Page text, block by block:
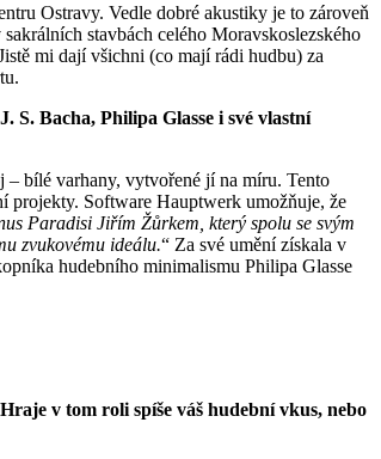
Ostravy. Vedle dobré akustiky je to zároveň
stavbách celého Moravskoslezského
mi dají všichni (co mají rádi hudbu) za
Bacha, Philipa Glasse i své vlastní
– bílé varhany, vytvořené jí na míru. Tento
projekty. Software Hauptwerk umožňuje, že
Paradisi Jiřím Žůrkem, který spolu se svým
zvukovému ideálu.“ Za své umění získala v
hudebního minimalismu Philipa Glasse
v tom roli spíše váš hudební vkus, nebo